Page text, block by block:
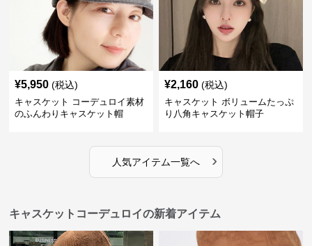
¥5,950 (税込)
キャスケット コーデュロイ素材
のふんわりキャスケット帽
¥2,160 (税込)
キャスケット ボリュームたっぷ
り八角キャスケット帽子
人気アイテム一覧へ ›
キャスケットコーデュロイの新着アイテム